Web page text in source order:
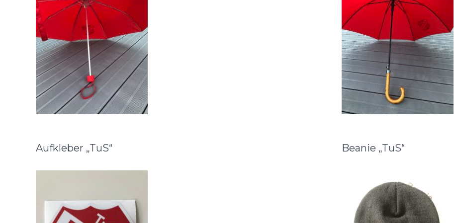
Aufkleber „TuS“ Beanie „TuS“